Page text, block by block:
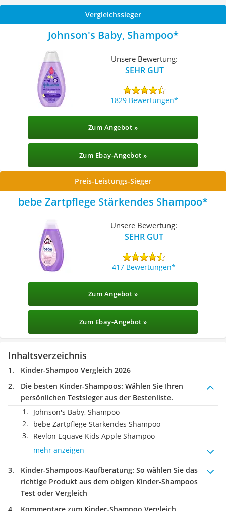
Vergleichssieger
Johnson's Baby, Shampoo
Unsere Bewertung:
SEHR GUT
1829 Bewertungen
Zum Angebot »
Zum Ebay-Angebot »
Preis-Leistungs-Sieger
bebe Zartpflege Stärkendes Shampoo
Unsere Bewertung:
SEHR GUT
417 Bewertungen
Zum Angebot »
Zum Ebay-Angebot »
Inhaltsverzeichnis
Kinder-Shampoo Vergleich 2026
Die besten Kinder-Shampoos: Wählen Sie Ihren
persönlichen Testsieger aus der Bestenliste.
Johnson's Baby, Shampoo
bebe Zartpflege Stärkendes Shampoo
Revlon Equave Kids Apple Shampoo
mehr anzeigen
Kinder-Shampoos-Kaufberatung: So wählen Sie das
richtige Produkt aus dem obigen Kinder-Shampoos
Test oder Vergleich